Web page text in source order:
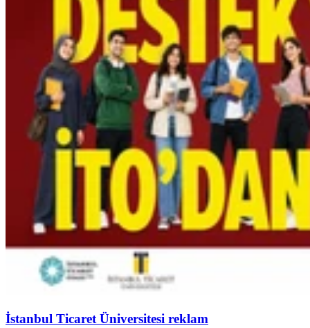
İstanbul Ticaret Üniversitesi reklam